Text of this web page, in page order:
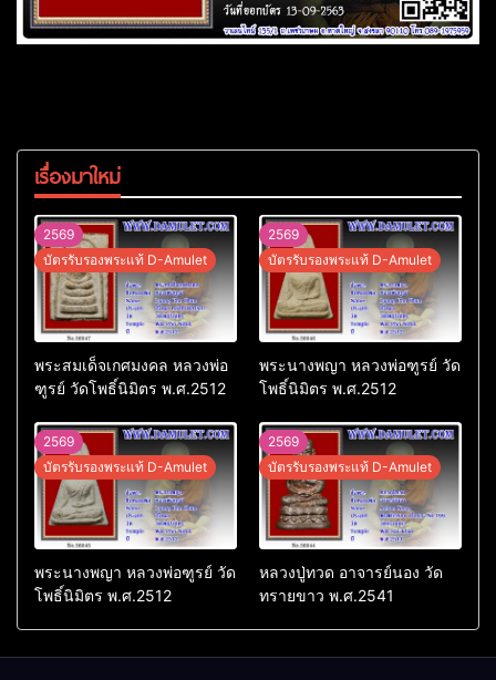
เรื่องมาใหม่
2569
บัตรรับรองพระแท้ D-Amulet
พระสมเด็จเกศมงคล หลวงพ่อ
ฑูรย์ วัดโพธิ์นิมิตร พ.ศ.2512
2569
บัตรรับรองพระแท้ D-Amulet
พระนางพญา หลวงพ่อฑูรย์ วัด
โพธิ์นิมิตร พ.ศ.2512
2569
บัตรรับรองพระแท้ D-Amulet
พระนางพญา หลวงพ่อฑูรย์ วัด
โพธิ์นิมิตร พ.ศ.2512
2569
บัตรรับรองพระแท้ D-Amulet
หลวงปู่ทวด อาจารย์นอง วัด
ทรายขาว พ.ศ.2541